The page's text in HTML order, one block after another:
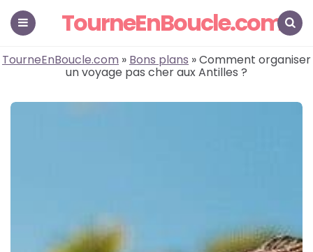
TourneEnBoucle.com
TourneEnBoucle.com » Bons plans » Comment organiser
un voyage pas cher aux Antilles ?